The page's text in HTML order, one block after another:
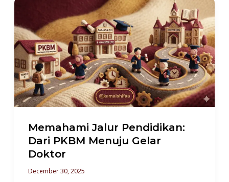
Memahami Jalur Pendidikan:
Dari PKBM Menuju Gelar
Doktor
December 30, 2025
Pendidikan:
Dari
PKBM
Menuju
Gelar
Doktor